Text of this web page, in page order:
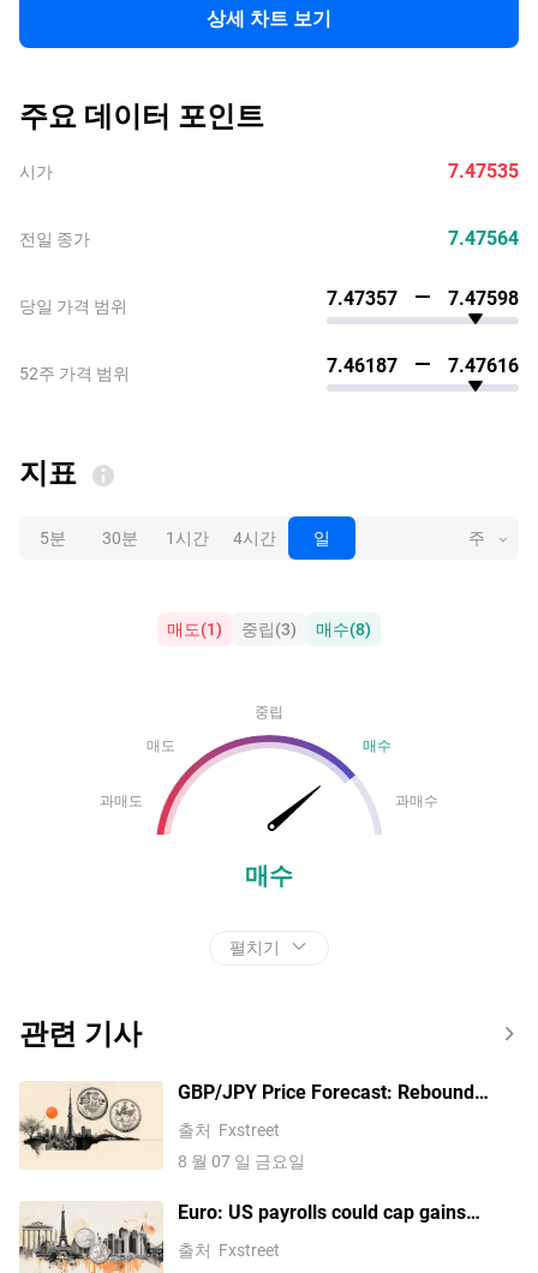
상세 차트 보기
주요 데이터 포인트
시가
전일 종가
당일 가격 범위
52주 가격 범위
7.47535
7.47564
7.47357 7.47598
7.46187 7.47616
지표
5분 30분 1시간 4시간 일 주
매도(1) 중립(3) 매수(8)
중립
매도
매수
과매도 과매수
매수
펼치기
관련 기사
GBP/JPY Price Forecast: Rebound
holds above 200-day SMA
출처 Fxstreet
8 월 07 일 금요일
Euro: US payrolls could cap gains
against the US Dollar - Commerzbank
출처 Fxstreet